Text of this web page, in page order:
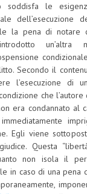
IN CRISI
CRIMINALISTICA
LAVORO
soddisfa le
dell’esecuzione
la pena di notare
un’altra
Secondo il
l’esecuzione di
che
era condannato al
Egli viene
Questa
non isola il
in caso di una pena